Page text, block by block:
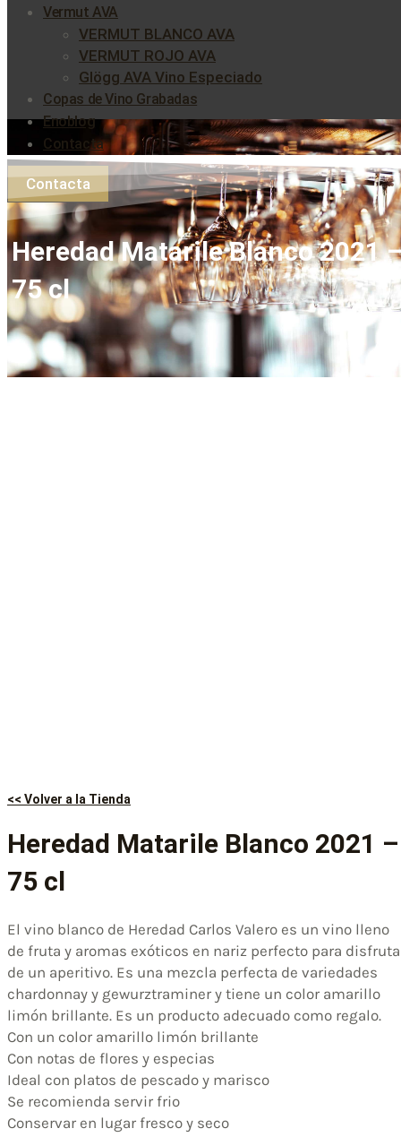
Vermut AVA
VERMUT BLANCO AVA
VERMUT ROJO AVA
Glögg AVA Vino Especiado
Copas de Vino Grabadas
Enoblog
Contacta
Contacta
Heredad Matarile Blanco 2021
75 cl
<< Volver a la Tienda
Heredad Matarile Blanco 2021 –
75 cl
El vino blanco de Heredad Carlos Valero es un vino lleno
de fruta y aromas exóticos en nariz perfecto para
de un aperitivo. Es una mezcla perfecta de variedades
chardonnay y gewurztraminer y tiene un color amarillo
limón brillante. Es un producto adecuado como regalo.
Con un color amarillo limón brillante
Con notas de flores y especias
Ideal con platos de pescado y marisco
Se recomienda servir frio
Conservar en lugar fresco y seco